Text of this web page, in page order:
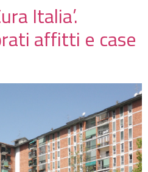
Italia’.
affitti e case